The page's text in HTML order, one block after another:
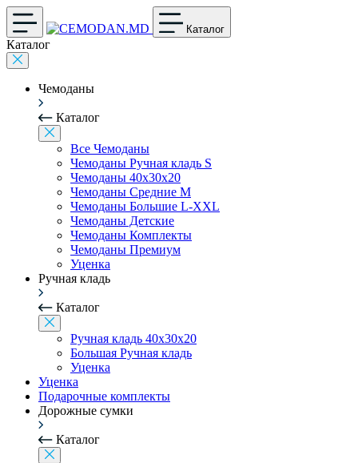
Каталог
Каталог
Чемоданы
Каталог
Все Чемоданы
Чемоданы Ручная кладь S
Чемоданы 40x30x20
Чемоданы Средние M
Чемоданы Большие L-XXL
Чемоданы Детские
Чемоданы Комплекты
Чемоданы Премиум
Уценка
Ручная кладь
Каталог
Ручная кладь 40x30x20
Большая Ручная кладь
Уценка
Уценка
Подарочные комплекты
Дорожные сумки
Каталог